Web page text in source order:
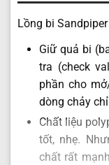
Lồng bi
Giữ quả bi
tra (check
phần cho
dòng chảy
Chất liệu
tốt, nhẹ.
chất rất